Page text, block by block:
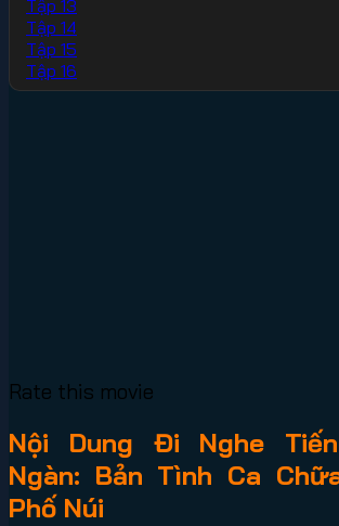
Tập 13
Tập 14
Tập 15
Tập 16
Rate this movie
Nội Dung Đi Nghe
Ngàn: Bản Tình Ca
Phố Núi